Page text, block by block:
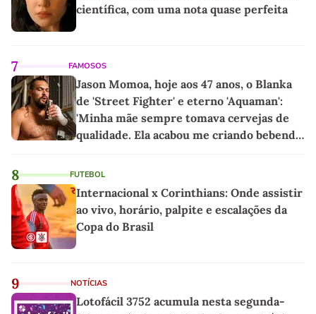
científica, com uma nota quase perfeita
7 FAMOSOS
Jason Momoa, hoje aos 47 anos, o Blanka
de 'Street Fighter' e eterno 'Aquaman':
'Minha mãe sempre tomava cervejas de
qualidade. Ela acabou me criando bebendo
8 FUTEBOL
Internacional x Corinthians: Onde assistir
ao vivo, horário, palpite e escalações da
Copa do Brasil
9 NOTÍCIAS
Lotofácil 3752 acumula nesta segunda-